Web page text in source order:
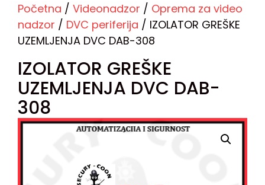
Početna / Videonadzor / Oprema za video
nadzor / DVC periferija / IZOLATOR GREŠKE
UZEMLJENJA DVC DAB-308
IZOLATOR GREŠKE
UZEMLJENJA DVC DAB-
308